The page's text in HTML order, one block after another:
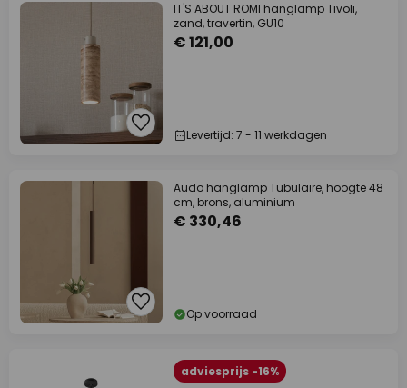
IT'S ABOUT ROMI hanglamp Tivoli,
zand, travertin, GU10
€ 121,00
Levertijd: 7 - 11 werkdagen
Audo hanglamp Tubulaire, hoogte 48
cm, brons, aluminium
€ 330,46
Op voorraad
adviesprijs -16%